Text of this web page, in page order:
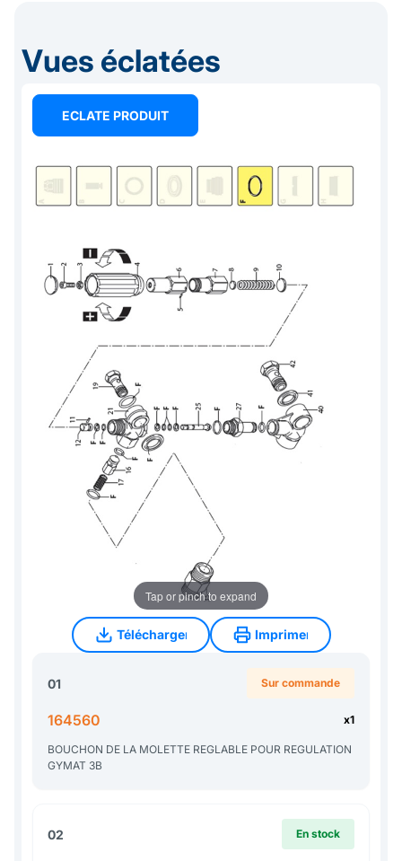
Vues éclatées
ECLATE PRODUIT
Tap or pinch to expand
Télécharger
Télécharger
Imprimer
Imprimer
01 Sur commande
164560 x1
BOUCHON DE LA MOLETTE REGLABLE POUR REGULATION
GYMAT 3B
02 En stock